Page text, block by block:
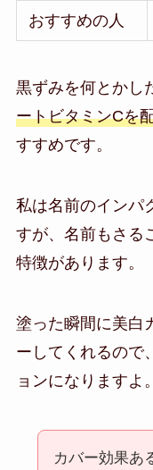
おすすめの人
黒ずみを何とかし
ートビタミンCを
すすめです。
私は名前のインパ
すが、名前もさる
特徴があります。
塗った瞬間に美白
ーしてくれるので
ョンになりますよ。
カバー効果あ